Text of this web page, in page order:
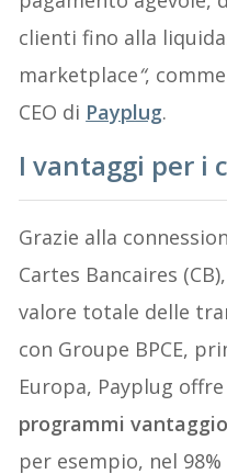
clienti fino alla
marketplace“,
CEO di Payplug.
I vantaggi per i
Grazie alla
Cartes Bancaires
valore totale delle
con Groupe BPCE,
Europa, Payplug
programmi
per esempio, nel